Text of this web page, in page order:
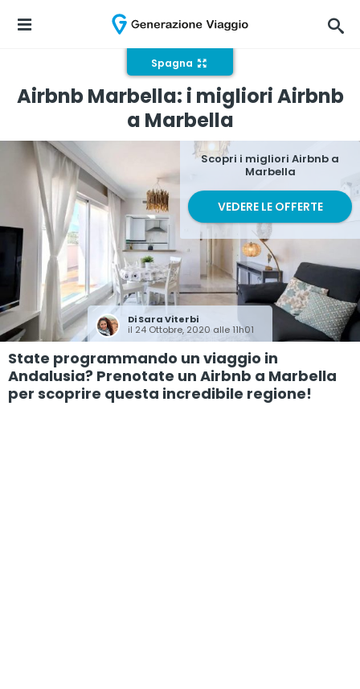
Spagna
Airbnb Marbella: i migliori Airbnb
a Marbella
DiSara Viterbi
il 24 Ottobre, 2020 alle 11h01
Scopri i migliori Airbnb a
Marbella
VEDERE LE OFFERTE
State programmando un viaggio in
Andalusia? Prenotate un Airbnb a Marbella
per scoprire questa incredibile regione!